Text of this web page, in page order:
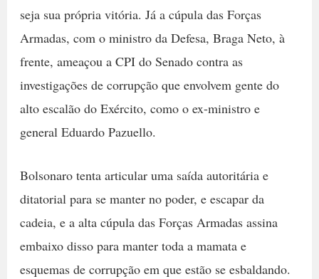
seja sua própria vitória. Já a cúpula das Forças
Armadas, com o ministro da Defesa, Braga Neto, à
frente, ameaçou a CPI do Senado contra as
investigações de corrupção que envolvem gente do
alto escalão do Exército, como o ex-ministro e
general Eduardo Pazuello.
Bolsonaro tenta articular uma saída autoritária e
ditatorial para se manter no poder, e escapar da
cadeia, e a alta cúpula das Forças Armadas assina
embaixo disso para manter toda a mamata e
esquemas de corrupção em que estão se esbaldando.